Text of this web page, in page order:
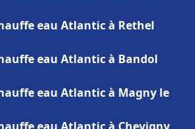
eau Atlantic à Rethel
eau Atlantic à Bandol
eau Atlantic à Magny le